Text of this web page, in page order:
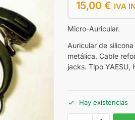
15,00€ IVA
Micro-Auricular.
Auricular de
metálica. Cable
jacks. Tipo YAESU,
Hay existencias